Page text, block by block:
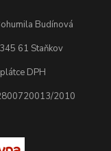
Budínová
61 Staňkov
DPH
2010